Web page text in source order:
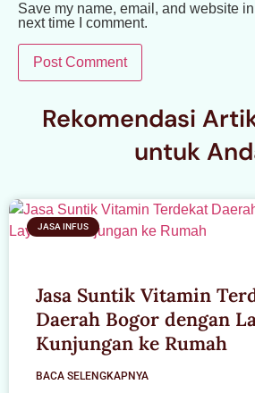
Save my name, email, and website
next time I comment.
Rekomendasi
untuk
JASA INFUS
Jasa Suntik Vitamin
Daerah Bogor dengan
Kunjungan ke Rumah
BACA SELENGKAPNYA